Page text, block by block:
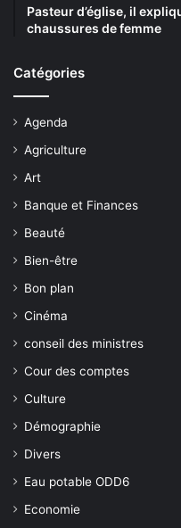
Pasteur d’église, il
chaussures de femme
Catégories
Agenda
Agriculture
Art
Banque et Finances
Beauté
Bien-être
Bon plan
Cinéma
conseil des ministres
Cour des comptes
Culture
Démographie
Divers
Eau potable ODD6
Economie